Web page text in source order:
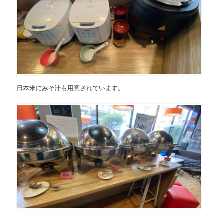
日本米にみそ汁も用意されています。